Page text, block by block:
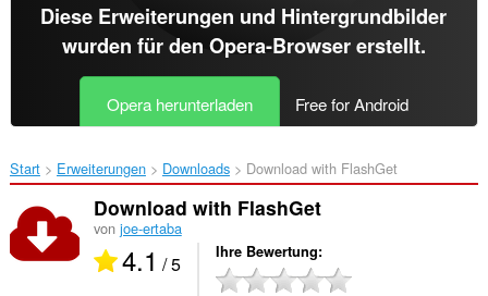
Diese Erweiterungen und Hintergrundbilder
wurden für den Opera-Browsererstellt.
Opera herunterladen Free for Android
Start Erweiterungen Downloads Download with FlashGet‎
Download with FlashGet
von joe-ertaba
4.1 / 5 Ihre Bewertung